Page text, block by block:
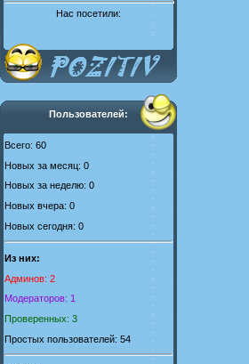
Нас посетили:
Пользователей:
Всего: 60
Новых за месяц: 0
Новых за неделю: 0
Новых вчера: 0
Новых сегодня: 0
Из них:
Админов: 2
Модераторов: 1
Проверенных: 3
Простых пользователей: 54